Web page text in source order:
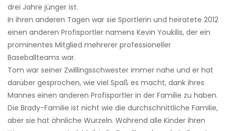
drei Jahre jünger ist.
In ihren anderen Tagen war sie Sportlerin und heiratete 2012
einen anderen Profisportler namens Kevin Youkilis, der ein
prominentes Mitglied mehrerer professioneller
Baseballteams war.
Tom war seiner Zwillingsschwester immer nahe und er hat
darüber gesprochen, wie viel Spaß es macht, dank ihres
Mannes einen anderen Profisportler in der Familie zu haben.
Die Brady-Familie ist nicht wie die durchschnittliche Familie,
aber sie hat ähnliche Wurzeln. Während alle Kinder ihren